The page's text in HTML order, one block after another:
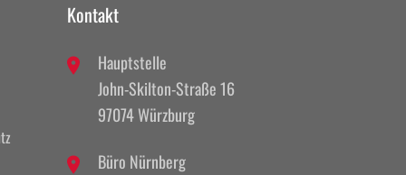
Kontakt
Hauptstelle
John-Skilton-Straße 16
97074 Würzburg
Büro Nürnberg